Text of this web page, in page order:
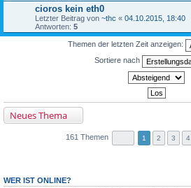
cioros kein eth0
Letzter Beitrag von ~thc « 04.10.2015, 18:40
Antworten: 5
Themen der letzten Zeit anzeigen:
Sortiere nach
Neues Thema
161 Themen 1 2 3 4
WER IST ONLINE?